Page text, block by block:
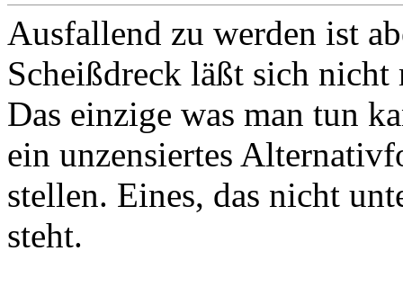
Ausfallend zu werden ist
Scheißdreck läßt sich
Das einzige was man tun
ein unzensiertes
stellen. Eines, das nicht
steht.